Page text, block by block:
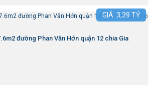
GIÁ: 3,39TỶ
đường Phan Văn Hớn quận 12 chia Gia